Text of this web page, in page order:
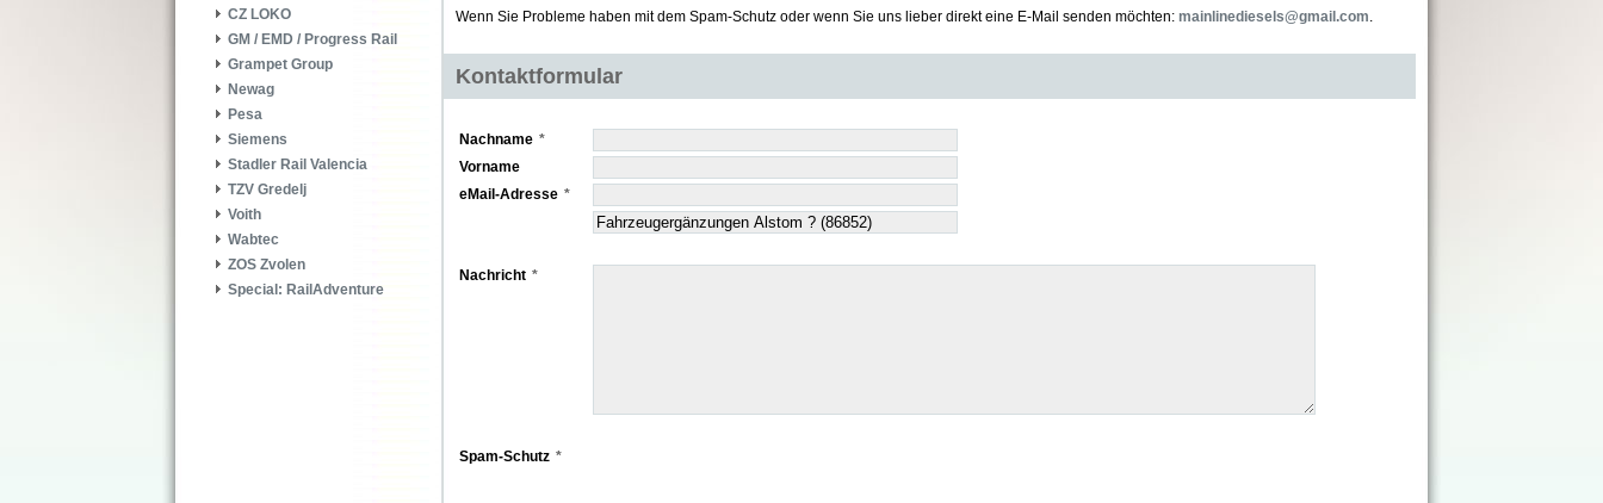
CZ LOKO
GM / EMD / Progress Rail
Grampet Group
Newag
Pesa
Siemens
Stadler Rail Valencia
TZV Gredelj
Voith
Wabtec
ZOS Zvolen
Special: RailAdventure
Wenn Sie Probleme haben mit dem Spam-Schutz oder wenn Sie uns lieber direkt eine E-Mail senden möchten: mainlinediesels@gmail.com.
Kontaktformular
Nachname
Vorname
eMail-Adresse
Nachricht
Spam-Schutz